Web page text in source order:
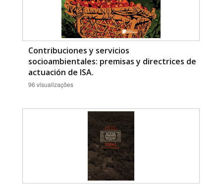
Contribuciones y servicios
socioambientales: premisas y directrices de
actuación de ISA.
96 visualizações